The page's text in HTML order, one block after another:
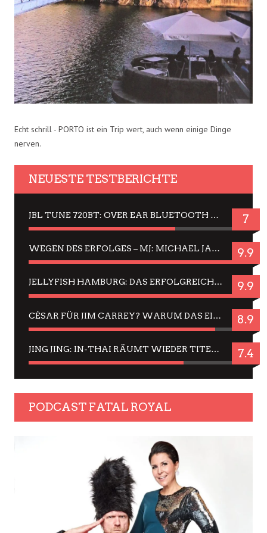
Echt schrill - PORTO ist ein Trip wert, auch wenn einige Dinge
nerven.
NEUESTE TESTBERICHTE
JBL TUNE 720BT: OVER EAR BLUETOOTH KOPFHÖRER UM DIE 50,-€ IM DAUER-TEST 7
WEGEN DES ERFOLGES – MJ: MICHAEL JACKSON MUSICAL IN EINER MATINEE SEHEN 9.9
JELLYFISH HAMBURG: DAS ERFOLGREICHE SOMMER-MENÜ 2025 IN GEFÜHLEN UND BILDERN 9.9
CÉSAR FÜR JIM CARREY? WARUM DAS EINER DER NERVIGSTEN ACTORS IST UND BLEIBT 8.9
JING JING: IN-THAI RÄUMT WIEDER TITEL AB – EIN ZWEI-STUNDEN-ERLEBNISBERICHT 7.4
PODCAST FATAL ROYAL